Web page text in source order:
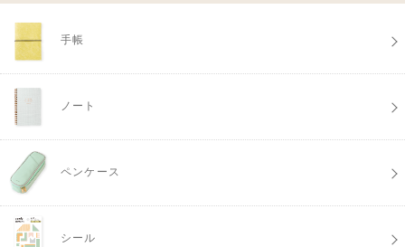
手帳
ノート
ペンケース
シール